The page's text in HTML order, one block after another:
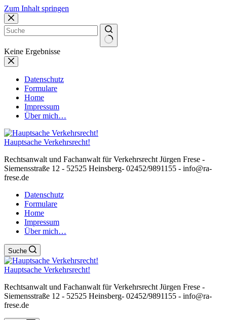
Zum Inhalt springen
Keine Ergebnisse
Datenschutz
Formulare
Home
Impressum
Über mich…
Hauptsache Verkehrsrecht!
Rechtsanwalt und Fachanwalt für Verkehrsrecht Jürgen Frese -
Siemensstraße 12 - 52525 Heinsberg- 02452/9891155 - info@ra-
frese.de
Datenschutz
Formulare
Home
Impressum
Über mich…
Suche
Hauptsache Verkehrsrecht!
Rechtsanwalt und Fachanwalt für Verkehrsrecht Jürgen Frese -
Siemensstraße 12 - 52525 Heinsberg- 02452/9891155 - info@ra-
frese.de